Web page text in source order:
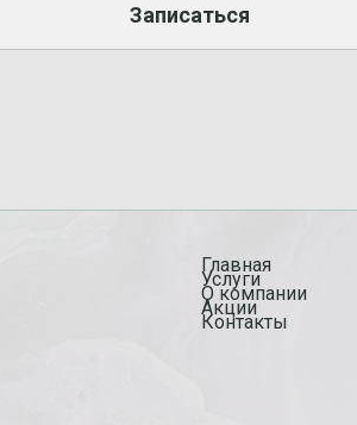
Записаться
Главная
Услуги
О компании
Акции
Контакты